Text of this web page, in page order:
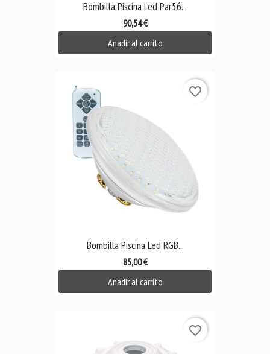
Bombilla Piscina Led Par56...
90,54 €
Añadir al carrito
Bombilla Piscina Led RGB...
85,00 €
Añadir al carrito
favorite_border
favorite_border